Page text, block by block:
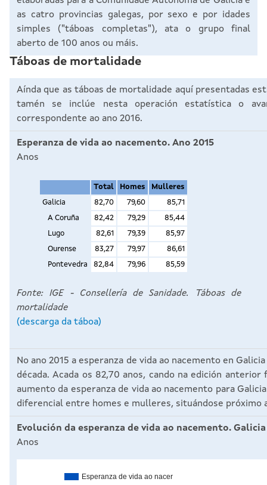
as catro provincias galegas, por sexo e por idades
simples ("táboas completas"), ata o grupo final
aberto de 100 anos ou máis.
Táboas de mortalidade
Aínda que as táboas de mortalidade aquí presentadas
tamén se inclúe nesta operación estatística o
correspondente ao ano 2016.
Esperanza de vida ao nacemento. Ano 2015
Anos
Fonte: IGE - Consellería de Sanidade. Táboas de
mortalidade
(descarga da táboa)
No ano 2015 a esperanza de vida ao nacemento en
década. Acada os 82,70 anos, cando na edición
aumento da esperanza de vida ao nacemento para
diferencial entre homes e mulleres, situándose próximo
Evolución da esperanza de vida ao nacemento. Galicia
Anos
Esperanza de vida ao nacer